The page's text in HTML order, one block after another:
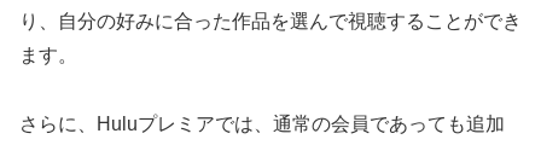
り、自分の好みに合った作品を選んで視聴することができ
ます。
さらに、Huluプレミアでは、通常の会員であっても追加